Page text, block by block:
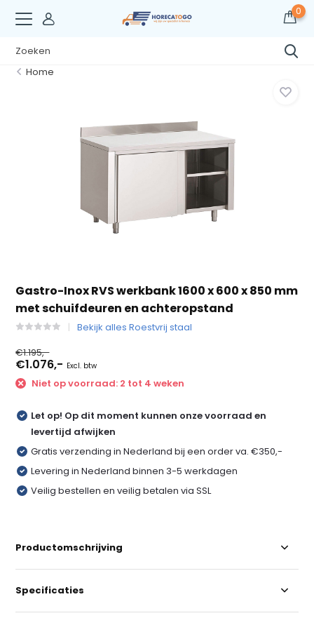
0
Home
Gastro-Inox RVS werkbank 1600 x 600 x 850 mm
met schuifdeuren en achteropstand
Bekijk alles Roestvrij staal
€1.195,-
€1.076,- Excl. btw
Niet op voorraad: 2 tot 4 weken
Let op! Op dit moment kunnen onze voorraad en
levertijd afwijken
Gratis verzending in Nederland bij een order va. €350,-
Levering in Nederland binnen 3-5 werkdagen
Veilig bestellen en veilig betalen via SSL
Productomschrijving
Specificaties